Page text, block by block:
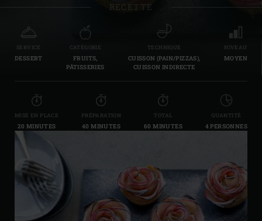
RECETTE
SERVICE
DESSERT
CATÉGORIE
FRUITS,
PÂTISSERIES
TECHNIQUE
CUISSON (PAIN/PIZZAS),
CUISSON INDIRECTE
NIVEAU
MOYEN
MISE EN PLACE
20 MINUTES
PRÉPARATION
40 MINUTES
TOTAL
60 MINUTES
QUANTITÉ
4 PERSONNES